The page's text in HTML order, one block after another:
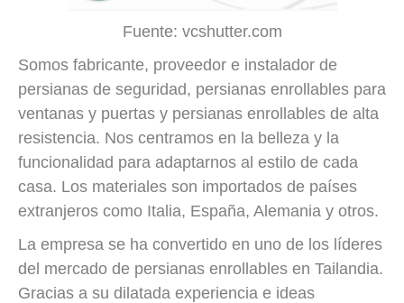
Fuente: vcshutter.com
Somos fabricante, proveedor e instalador de
persianas de seguridad, persianas enrollables para
ventanas y puertas y persianas enrollables de alta
resistencia. Nos centramos en la belleza y la
funcionalidad para adaptarnos al estilo de cada
casa. Los materiales son importados de países
extranjeros como Italia, España, Alemania y otros.
La empresa se ha convertido en uno de los líderes
del mercado de persianas enrollables en Tailandia.
Gracias a su dilatada experiencia e ideas